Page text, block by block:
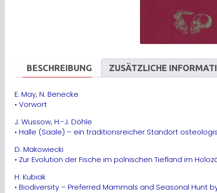
BESCHREIBUNG ZUSÄTZLICHE
E. May, N. Benecke
• Vorwort
J. Wussow, H.-J. Döhle
• Halle (Saale) – ein traditionsreicher Standort
D. Makowiecki
• Zur Evolution der Fische im polnischen Tiefland im
H. Kubiak
• Biodiversity – Preferred Mammals and Seasonal Hunt